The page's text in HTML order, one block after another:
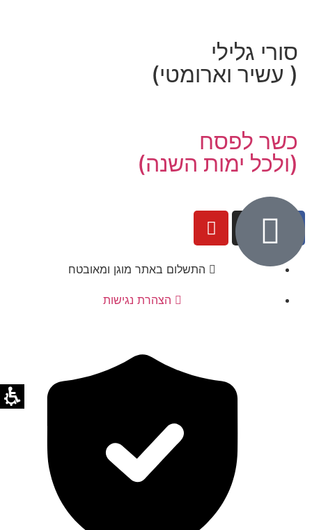
סורי גלילי
( עשיר וארומטי)
כשר לפסח
(ולכל ימות השנה)
התשלום באתר מוגן ומאובטח
הצהרת נגישות